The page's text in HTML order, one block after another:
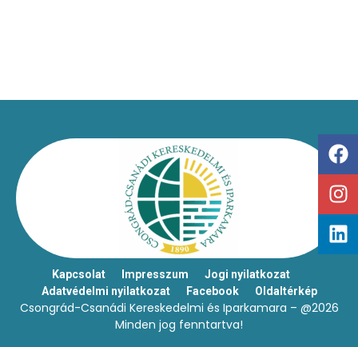
Kapcsolat Impresszum
Jogi nyilatkozat
Adatvédelmi nyilatkozat
Facebook Oldaltérkép
Csongrád-Csanádi Kereskedelmi és Iparkamara – @2026
Minden jog fenntartva!